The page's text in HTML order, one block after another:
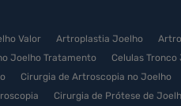
Valor Artroplastia Joelho
Joelho Tratamento Celulas Tronco
Cirurgia de Artroscopia no Joelho
Cirurgia de Prótese de